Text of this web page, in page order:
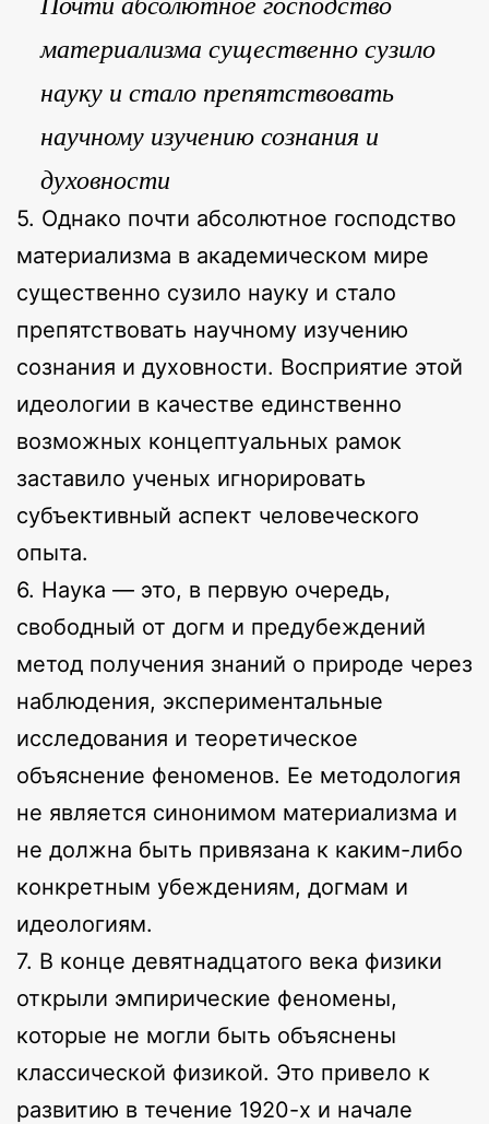
материализма существенно сузило
науку и стало препятствовать
научному изучению сознания и
духовности
5. Однако почти абсолютное господство
материализма в академическом мире
существенно сузило науку и стало
препятствовать научному изучению
сознания и духовности. Восприятие этой
идеологии в качестве единственно
возможных концептуальных рамок
заставило ученых игнорировать
субъективный аспект человеческого
опыта.
6. Наука — это, в первую очередь,
свободный от догм и предубеждений
метод получения знаний о природе через
наблюдения, экспериментальные
исследования и теоретическое
объяснение феноменов. Ее методология
не является синонимом материализма и
не должна быть привязана к каким-либо
конкретным убеждениям, догмам и
идеологиям.
7. В конце девятнадцатого века физики
открыли эмпирические феномены,
которые не могли быть объяснены
классической физикой. Это привело к
развитию в течение 1920-х и начале